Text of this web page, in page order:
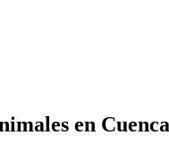
en Cuenca